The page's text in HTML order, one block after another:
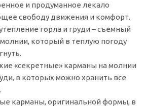
и продуманное лекало
свободу движения и комфорт.
горла и груди – съемный
который в теплую погоду
«секретные» карманы на молнии
в которых можно хранить все
карманы, оригинальной формы, в